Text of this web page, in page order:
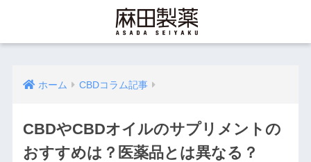
ホーム CBDコラム記事
CBDやCBDオイルのサプリメントの
おすすめは？医薬品とは異なる？